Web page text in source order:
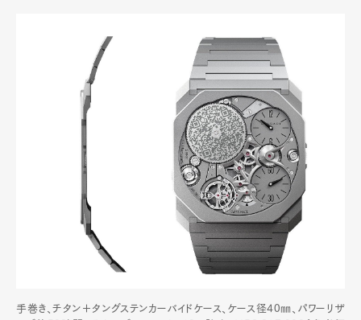
手巻き、チタン＋タングステンカーバイドケース、ケース径40㎜、パワーリザ